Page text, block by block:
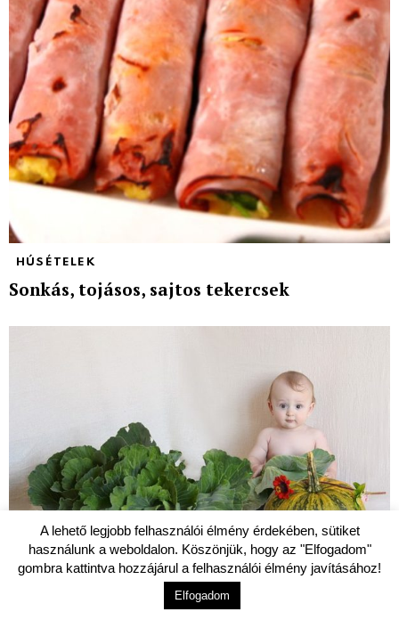
HÚSÉTELEK
Sonkás, tojásos, sajtos tekercsek
A lehető legjobb felhasználói élmény érdekében, sütiket
használunk a weboldalon. Köszönjük, hogy az "Elfogadom"
gombra kattintva hozzájárul a felhasználói élmény javításához!
Elfogadom